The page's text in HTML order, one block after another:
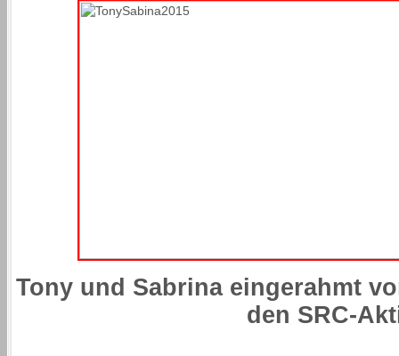
Tony und Sabrina eingerahmt
den SRC-